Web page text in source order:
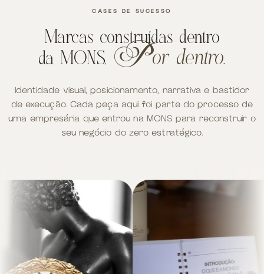
CASES DE SUCESSO
Marcas construídas dentro
da MONS, por dentro.
Identidade visual, posicionamento, narrativa e bastidor
de execução. Cada peça aqui foi parte do processo de
uma empresária que entrou na MONS para reconstruir o
seu negócio do zero estratégico.